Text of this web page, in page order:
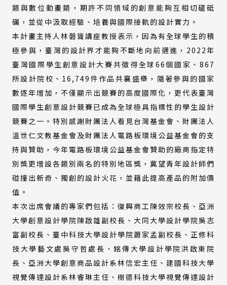
類與數位動畫類，期許不同領域的創意能夠互相切磋砥
礪，並從中汲取經驗、培養與國際接軌的設計實力。
本計畫主持人林磐聳講座教授表示，因為有全球學生的積
極參與，臺灣的設計界才能夠不斷地向前邁進，2022年
臺灣國際學生創意設計大賽共徵得全球66個國家、867
所設計院校、16,749件作品共襄盛舉，隨著參與的國家
數逐年增加，不僅顯示出競賽的高度國際化，更代表臺灣
國際學生創意設計競賽已成為全球極具指標性的學生設計
競賽之一。特別感謝財團法人看見台灣基金會、財團法人
溫世仁文教基金會及財團法人電路板環境公益基金會的支
持與贊助，今年電路板環境公益基金會贊助的廠商指定特
別獎更增設各類別兩名的特別地區獎，冀望青年設計師們
碰撞出新奇、獨創的設計火花，並藉此提高產品的附加價
值。
本次出席會議的專家們包括：復興商工陳效宗校長、亞洲
大學創意設計學院陳啟雄副校長、大同大學設計學院吳志
富副校長、臺中科技大學設計學院蕭家孟副校長、正修科
技大學藝文處吳守哲處長、銘傳大學設計學院洪啟東院
長、亞洲大學創意商品設計系林信宏主任、建國科技大學
視覺傳達設計系林睿琳主任、樹德科技大學視覺傳達設計